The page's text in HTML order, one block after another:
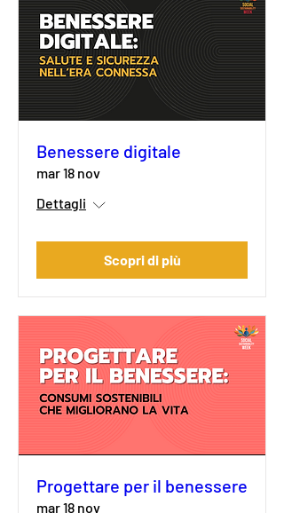
Benessere digitale
mar 18 nov
Dettagli
Scopri di più
Progettare per il benessere
mar 18 nov